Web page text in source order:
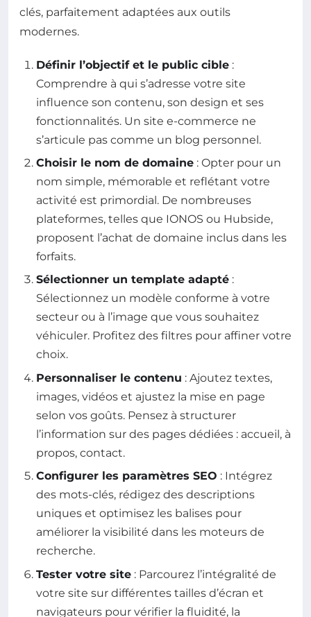
clés, parfaitement adaptées aux outils
modernes.
Définir l’objectif et le public cible :
Comprendre à qui s’adresse votre site
influence son contenu, son design et ses
fonctionnalités. Un site e-commerce ne
s’articule pas comme un blog personnel.
Choisir le nom de domaine : Opter pour un
nom simple, mémorable et reflétant votre
activité est primordial. De nombreuses
plateformes, telles que IONOS ou Hubside,
proposent l’achat de domaine inclus dans les
forfaits.
Sélectionner un template adapté :
Sélectionnez un modèle conforme à votre
secteur ou à l’image que vous souhaitez
véhiculer. Profitez des filtres pour affiner votre
choix.
Personnaliser le contenu : Ajoutez textes,
images, vidéos et ajustez la mise en page
selon vos goûts. Pensez à structurer
l’information sur des pages dédiées : accueil, à
propos, contact.
Configurer les paramètres SEO : Intégrez
des mots-clés, rédigez des descriptions
uniques et optimisez les balises pour
améliorer la visibilité dans les moteurs de
recherche.
Tester votre site : Parcourez l’intégralité de
votre site sur différentes tailles d’écran et
navigateurs pour vérifier la fluidité, la